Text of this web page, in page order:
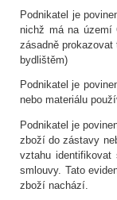
Podnikatel je
nichž má na území
zásadně
bydlištěm)
Podnikatel je
nebo materiálu
Podnikatel je
zboží do zástavy
vztahu
smlouvy. Tato
zboží nachází.